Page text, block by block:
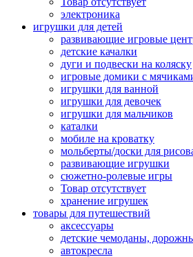
электроника
игрушки для детей
развивающие игровые
детские качалки
дуги и подвески на коляску
игровые домики с
игрушки для ванной
игрушки для девочек
игрушки для мальчиков
каталки
мобиле на кроватку
мольберты/доски для
развивающие игрушки
сюжетно-ролевые игры
Товар отсутствует
хранение игрушек
товары для путешествий
аксессуары
детские чемоданы,
автокресла